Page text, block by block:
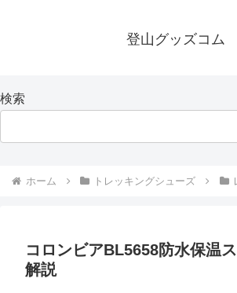
登山グッズコム
検索
ホーム トレッキングシューズ
コロンビアBL5658防水保温
解説